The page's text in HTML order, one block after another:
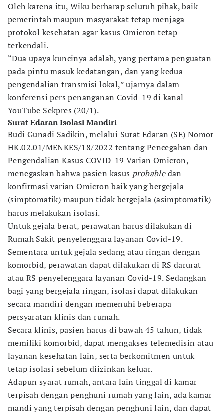
Oleh karena itu, Wiku berharap seluruh pihak, baik
pemerintah maupun masyarakat tetap menjaga
protokol kesehatan agar kasus Omicron tetap
terkendali.
“Dua upaya kuncinya adalah, yang pertama penguatan
pada pintu masuk kedatangan, dan yang kedua
pengendalian transmisi lokal,” ujarnya dalam
konferensi pers penanganan Covid-19 di kanal
YouTube Sekpres (20/1).
Surat Edaran Isolasi Mandiri
Budi Gunadi Sadikin, melalui Surat Edaran (SE) Nomor
HK.02.01/MENKES/18/2022 tentang Pencegahan dan
Pengendalian Kasus COVID-19 Varian Omicron,
menegaskan bahwa pasien kasus probabledan
konfirmasi varian Omicron baik yang bergejala
(simptomatik) maupun tidak bergejala (asimptomatik)
harus melakukan isolasi.
Untuk gejala berat, perawatan harus dilakukan di
Rumah Sakit penyelenggara layanan Covid-19.
Sementara untuk gejala sedang atau ringan dengan
komorbid, perawatan dapat dilakukan di RS darurat
atau RS penyelenggara layanan Covid-19. Sedangkan
bagi yang bergejala ringan, isolasi dapat dilakukan
secara mandiri dengan memenuhi beberapa
persyaratan klinis dan rumah.
Secara klinis, pasien harus di bawah 45 tahun, tidak
memiliki komorbid, dapat mengakses telemedisin atau
layanan kesehatan lain, serta berkomitmen untuk
tetap isolasi sebelum diizinkan keluar.
Adapun syarat rumah, antara lain tinggal di kamar
terpisah dengan penghuni rumah yang lain, ada kamar
mandi yang terpisah dengan penghuni lain, dan dapat